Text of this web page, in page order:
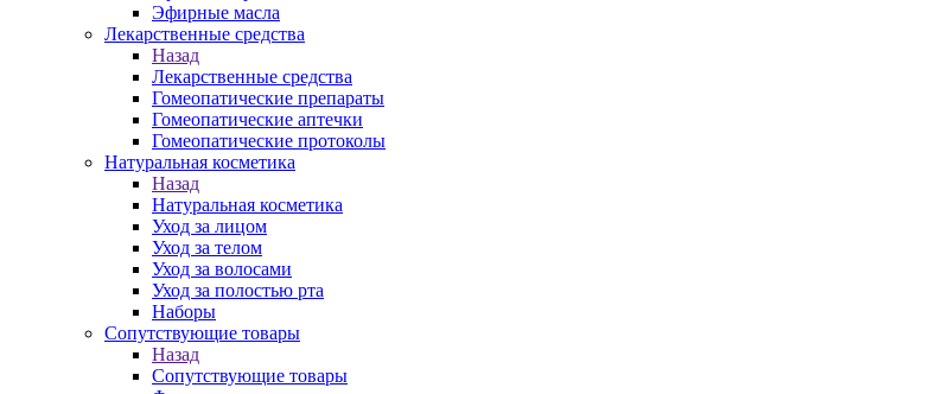
Эфирные масла
Лекарственные средства
Назад
Лекарственные средства
Гомеопатические препараты
Гомеопатические аптечки
Гомеопатические протоколы
Натуральная косметика
Назад
Натуральная косметика
Уход за лицом
Уход за телом
Уход за волосами
Уход за полостью рта
Наборы
Сопутствующие товары
Назад
Сопутствующие товары